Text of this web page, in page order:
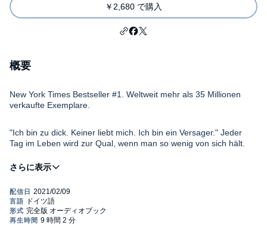
￥2,680 で購入
概要
New York Times Bestseller #1. Weltweit mehr als 35 Millionen
verkaufte Exemplare.
"Ich bin zu dick. Keiner liebt mich. Ich bin ein Versager." Jeder
Tag im Leben wird zur Qual, wenn man so wenig von sich hält.
Hier liegt unser eigentlicher "wunder Punkt". Wir haben nur
übernehmen. Allzu leicht lassen wir unsere Umgebung
bestimmen, was für uns gut und richtig ist, übernehmen Normen
und Verhaltensweisen, an denen wir uns ängstlich ausrichten.